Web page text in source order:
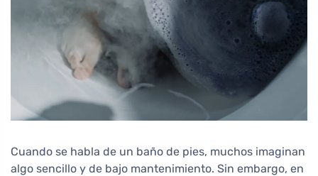
Cuando se habla de un baño de pies, muchos imaginan
algo sencillo y de bajo mantenimiento. Sin embargo, en